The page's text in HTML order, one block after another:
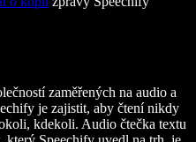
zaměřených na audio a
je zajistit, aby čtení nikdy
kdekoli. Audio čtečka textu